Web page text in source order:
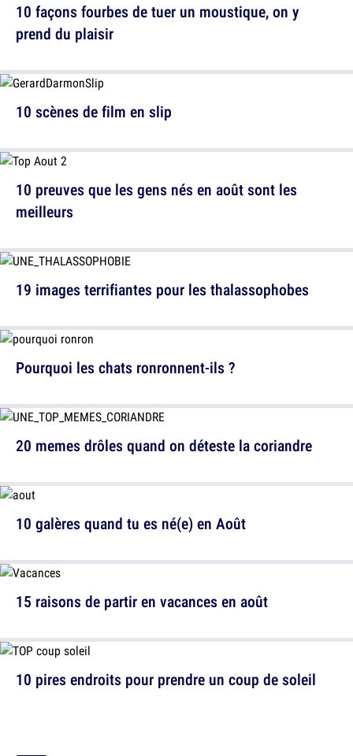
10 scènes de film en slip
19 images terrifiantes pour les thalassophobes
20 memes drôles quand on déteste la coriandre
15 raisons de partir en vacances en août
10 façons fourbes de tuer un moustique, on y
prend du plaisir
10 preuves que les gens nés en août sont les
meilleurs
Pourquoi les chats ronronnent-ils ?
10 galères quand tu es né(e) en Août
10 pires endroits pour prendre un coup de soleil